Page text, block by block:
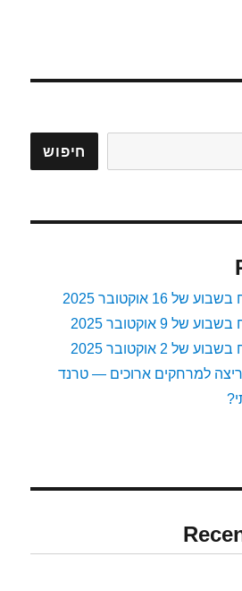
חיפוש
16 אוקטובר 2025
9 אוקטובר 2025
2 אוקטובר 2025
למרחקים ארוכים — טרנד